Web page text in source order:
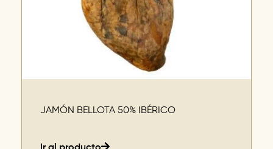
JAMÓN BELLOTA 50% IBÉRICO
Ir al producto